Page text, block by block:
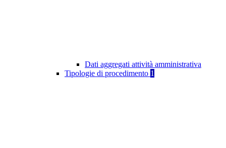
Dati aggregati attività amministrativa
Tipologie di procedimento 1